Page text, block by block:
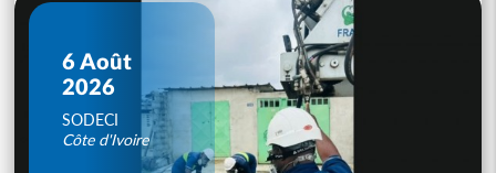
6 Août
2026
SODECI
Côte d'Ivoire